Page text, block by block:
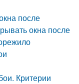
после
окна после
Критерии